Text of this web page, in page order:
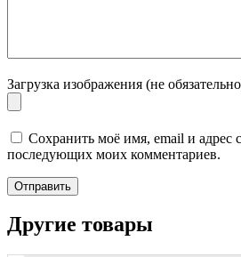
Загрузка изображения (не
Сохранить моё имя, email и адрес
последующих моих комментариев.
Отправить
Другие товары